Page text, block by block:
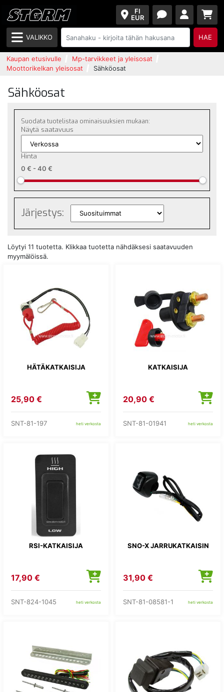
FI
EUR
VALIKKO HAE
Kaupan etusivulle
Mp-tarvikkeet ja yleisosat
Moottorikelkan yleisosat
Sähköosat
Sähköosat
Suodata tuotelistaa ominaisuuksien mukaan:
Näytä saatavuus
Hinta
0 € - 40 €
Järjestys:
Löytyi 11 tuotetta. Klikkaa tuotetta nähdäksesi saatavuuden
myymälöissä.
HÄTÄKATKAISIJA
25,90 €
SNT-81-197 heti verkosta
KATKAISIJA
20,90 €
SNT-81-01941 heti verkosta
RSI-KATKAISIJA
17,90 €
SNT-824-1045 heti verkosta
SNO-X JARRUKATKAISIN
31,90 €
SNT-81-08581-1 heti verkosta